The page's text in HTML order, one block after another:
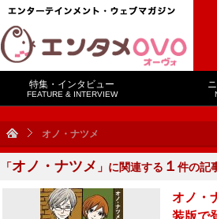
特集・インタビュー
FEATURE & INTERVIEW
オノ・ナツメ
「オノ・ナツメ 」に関連する １ 件の記
オノ・
装版で